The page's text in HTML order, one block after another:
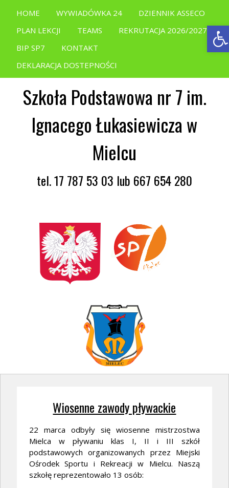
HOME WYWIADÓWKA 24
DZIENNIK ASSECO
PLAN LEKCJI
TEAMS
REKRUTACJA 2026/2027
BIP SP7
KONTAKT
DEKLARACJA DOSTEPNOŚCI
Szkoła Podstawowa nr 7 im.
Ignacego Łukasiewicza w
Mielcu
tel. 17 787 53 03 lub 667 654 280
Wiosenne zawody pływackie
22 marca odbyły się wiosenne mistrzostwa
Mielca w pływaniu klas I, II i III szkół
podstawowych organizowanych przez Miejski
Ośrodek Sportu i Rekreacji w Mielcu. Naszą
szkołę reprezentowało 13 osób: